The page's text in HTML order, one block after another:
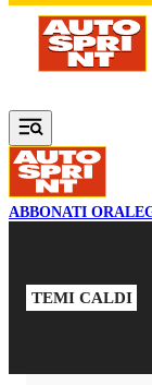
Vai al contenuto
ABBONATI ORA
TEMI CALDI